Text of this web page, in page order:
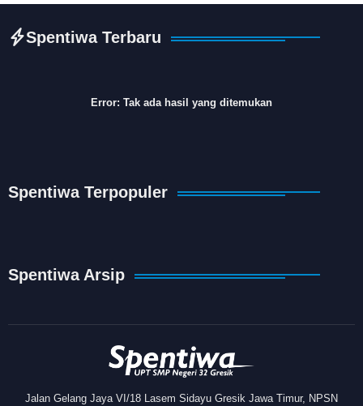
Spentiwa Terbaru
Error: Tak ada hasil yang ditemukan
Spentiwa Terpopuler
Spentiwa Arsip
Jalan Gelang Jaya VI/18 Lasem Sidayu Gresik Jawa Timur, NPSN